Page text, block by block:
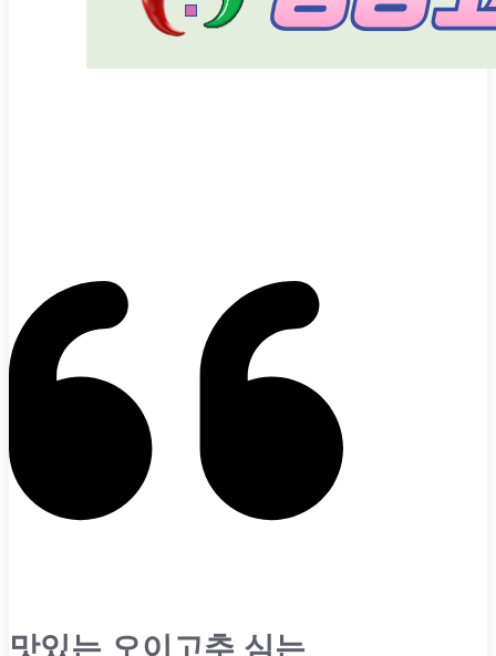
맛있는 오이고추 심는